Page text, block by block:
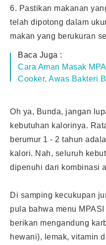
6. Pastikan makanan
telah dipotong dalam
makan yang berukuran
Baca Juga :
Cara Aman Masak
Cooker, Awas Bakteri
Oh ya, Bunda, jangan
kebutuhan kalorinya.
berumur 1 - 2 tahun
kalori. Nah, seluruh
dipenuhi dari kombinasi
Di samping kecukupan
pula bahwa menu
berikan mengandung
hewani), lemak, vitamin